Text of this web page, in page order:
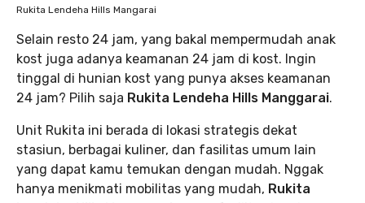
Rukita Lendeha Hills Mangarai
Selain resto 24 jam, yang bakal mempermudah anak
kost juga adanya keamanan 24 jam di kost. Ingin
tinggal di hunian kost yang punya akses keamanan
24 jam? Pilih saja Rukita Lendeha Hills Manggarai.
Unit Rukita ini berada di lokasi strategis dekat
stasiun, berbagai kuliner, dan fasilitas umum lain
yang dapat kamu temukan dengan mudah. Nggak
hanya menikmati mobilitas yang mudah, Rukita